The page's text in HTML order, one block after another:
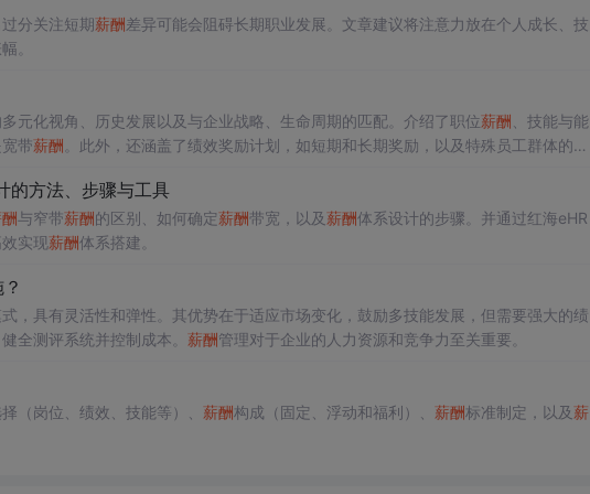
分关注短期薪酬差异可能会阻碍长期职业发展。文章建议将注意力放在个人成长、技
。
多元化视角、历史发展以及与企业战略、生命周期的匹配。介绍了职位薪酬 、技能与能
带薪酬 。此外，还涵盖了绩效奖励计划，如短期和长期奖励，以及特殊员工群体的 薪
的方法、步骤与工具
与窄带薪酬的区别、如何确定薪酬带宽，以及薪酬体系设计的步骤。并通过红海eHR
实现薪酬体系搭建。
，具有灵活性和弹性。其优势在于适应市场变化，鼓励多技能发展，但需要强大的绩
全测评系统并控制成本。 薪酬管理对于企业的人力资源和竞争力至关重要。
（岗位、绩效、技能等）、 薪酬构成（固定、浮动和福利）、 薪酬标准制定，以及薪